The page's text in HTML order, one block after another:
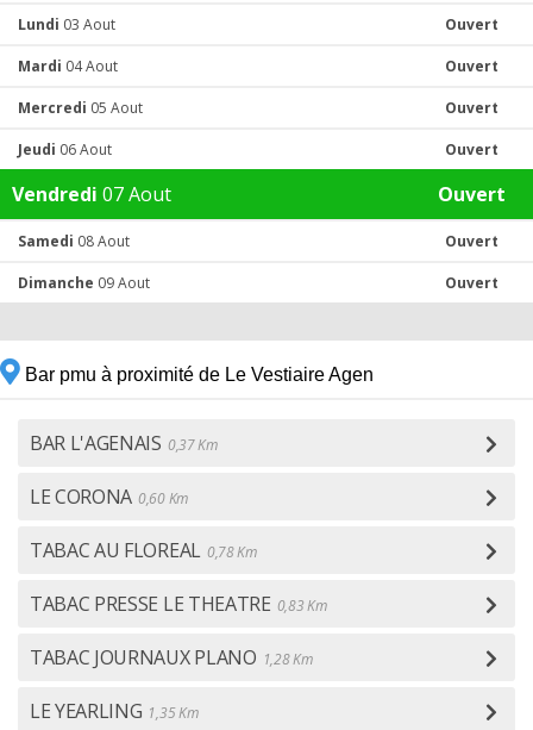
Lundi 03 Aout Ouvert
Mardi 04 Aout Ouvert
Mercredi 05 Aout Ouvert
Jeudi 06 Aout Ouvert
Vendredi 07 Aout Ouvert
Samedi 08 Aout Ouvert
Dimanche 09 Aout Ouvert
Bar pmu à proximité de Le Vestiaire Agen
BAR L'AGENAIS 0,37 Km
LE CORONA 0,60 Km
TABAC AU FLOREAL 0,78 Km
TABAC PRESSE LE THEATRE 0,83 Km
TABAC JOURNAUX PLANO 1,28 Km
LE YEARLING 1,35 Km